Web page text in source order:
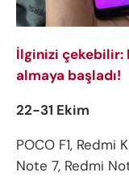
İlginizi çekebilir:
almaya başladı!
22-31 Ekim
POCO F1, Redmi
Note 7, Redmi